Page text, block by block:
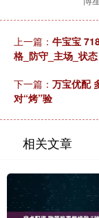
上一篇： 牛宝宝
格_防守_主场_状态
下一篇： 万宝优配
对“烤”验
相关文章